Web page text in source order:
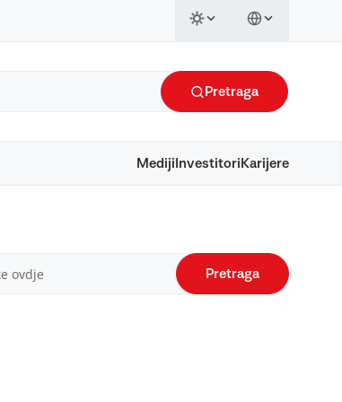
Pretraga
Mediji Investitori Karijere
Pretraga